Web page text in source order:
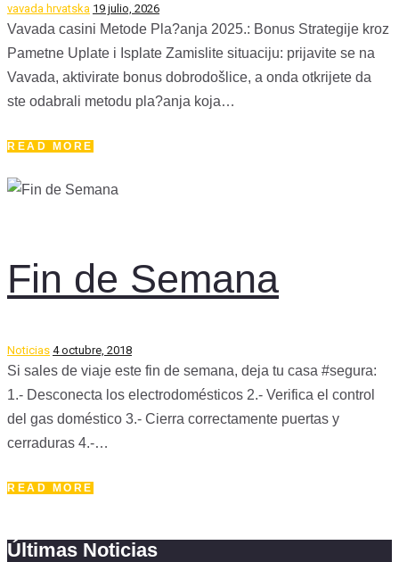
vavada hrvatska 19 julio, 2026
Vavada casini Metode Pla?anja 2025.: Bonus Strategije kroz
Pametne Uplate i Isplate Zamislite situaciju: prijavite se na
Vavada, aktivirate bonus dobrodošlice, a onda otkrijete da
ste odabrali metodu pla?anja koja…
READ MORE
Fin de Semana
Noticias 4 octubre, 2018
Si sales de viaje este fin de semana, deja tu casa #segura:
1.- Desconecta los electrodomésticos 2.- Verifica el control
del gas doméstico 3.- Cierra correctamente puertas y
cerraduras 4.-…
READ MORE
Últimas Noticias